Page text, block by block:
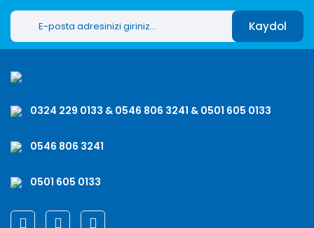
Kaydol
0324 229 0133 & 0546 806 3241 & 0501 605 0133
0546 806 3241
0501 605 0133